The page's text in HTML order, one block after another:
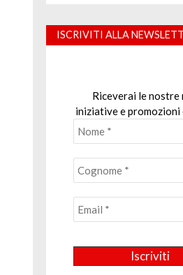
ISCRIVITI ALLA
Riceverai le nostre
iniziative e promozioni